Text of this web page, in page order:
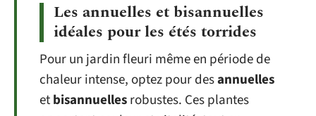
Les annuelles et bisannuelles
idéales pour les étés torrides
Pour un jardin fleuri même en période de
chaleur intense, optez pour desannuelles
etbisannuellesrobustes. Ces plantes